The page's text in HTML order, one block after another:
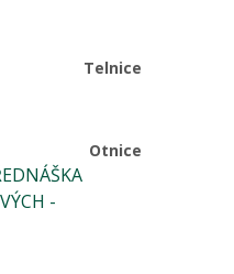
Telnice
Otnice
-